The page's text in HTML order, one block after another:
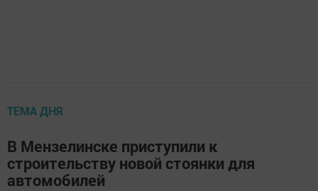
ТЕМА ДНЯ
В Мензелинске приступили к
строительству новой стоянки для
автомобилей